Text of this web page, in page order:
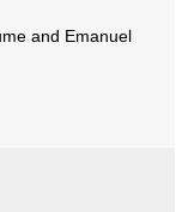
and Emanuel